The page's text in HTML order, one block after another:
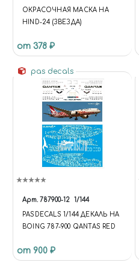
ОКРАСОЧНАЯ МАСКА НА
HIND-24 (ЗВЕЗДА)
от 378 ₽
pas decals
Арт. 787900-12 1/144
PASDECALS 1/144 ДЕКАЛЬ НА
BOING 787-900 QANTAS RED
от 900 ₽